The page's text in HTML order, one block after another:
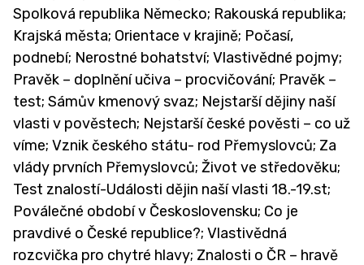
Spolková republika Německo; Rakouská republika;
Krajská města; Orientace v krajině; Počasí,
podnebí; Nerostné bohatství; Vlastivědné pojmy;
Pravěk – doplnění učiva – procvičování; Pravěk –
test; Sámův kmenový svaz; Nejstarší dějiny naší
vlasti v pověstech; Nejstarší české pověsti – co už
víme; Vznik českého státu- rod Přemyslovců; Za
vlády prvních Přemyslovců; Život ve středověku;
Test znalostí-Události dějin naší vlasti 18.-19.st;
Poválečné období v Československu; Co je
pravdivé o České republice?; Vlastivědná
rozcvička pro chytré hlavy; Znalosti o ČR – hravě